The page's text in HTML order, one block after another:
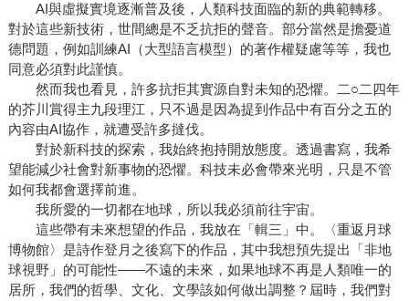
AI與虛擬實境逐漸普及後，人類科技面臨的新的典範轉移。
對於這些新技術，世間總是不乏抗拒的聲音。部分當然是擔憂道
德問題，例如訓練AI（大型語言模型）的著作權疑慮等等，我也
同意必須對此謹慎。
然而我也看見，許多抗拒其實源自對未知的恐懼。二○二四年
的芥川賞得主九段理江，只不過是因為提到作品中有百分之五的
內容由AI協作，就遭受許多撻伐。
對於新科技的探索，我始終抱持開放態度。透過書寫，我希
望能減少社會對新事物的恐懼。科技未必會帶來光明，只是不管
如何我都會選擇前進。
我所愛的一切都在地球，所以我必須前往宇宙。
這些帶有未來想望的作品，我放在「輯三」中。〈重返月球
博物館〉是詩作登月之後寫下的作品，其中我想預先提出「非地
球視野」的可能性——不遠的未來，如果地球不再是人類唯一的
居所，我們的哲學、文化、文學該如何做出調整？屆時，我們對